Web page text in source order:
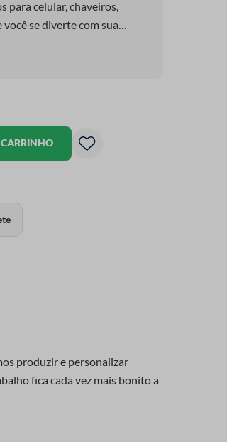
para celular, chaveiros,
se diverte com sua
produzir e personalizar
fica cada vez mais bonito a